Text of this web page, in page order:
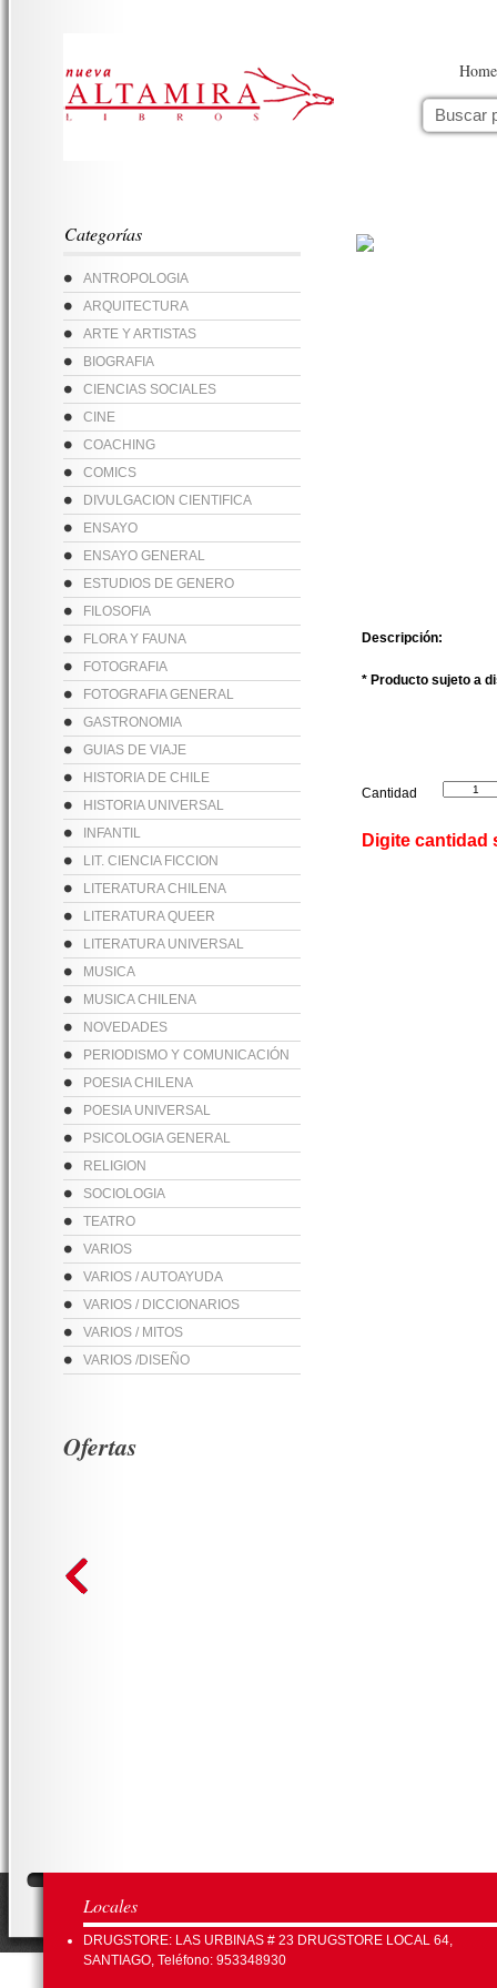
Home
Categorías
ANTROPOLOGIA
ARQUITECTURA
ARTE Y ARTISTAS
BIOGRAFIA
CIENCIAS SOCIALES
CINE
COACHING
COMICS
DIVULGACION CIENTIFICA
ENSAYO
ENSAYO GENERAL
ESTUDIOS DE GENERO
FILOSOFIA
FLORA Y FAUNA
FOTOGRAFIA
FOTOGRAFIA GENERAL
GASTRONOMIA
GUIAS DE VIAJE
HISTORIA DE CHILE
HISTORIA UNIVERSAL
INFANTIL
LIT. CIENCIA FICCION
LITERATURA CHILENA
LITERATURA QUEER
LITERATURA UNIVERSAL
MUSICA
MUSICA CHILENA
NOVEDADES
PERIODISMO Y COMUNICACIÓN
POESIA CHILENA
POESIA UNIVERSAL
PSICOLOGIA GENERAL
RELIGION
SOCIOLOGIA
TEATRO
VARIOS
VARIOS / AUTOAYUDA
VARIOS / DICCIONARIOS
VARIOS / MITOS
VARIOS /DISEÑO
Descripción:
* Producto sujeto a
Cantidad
Digite
Ofertas
Locales
DRUGSTORE: LAS URBINAS # 23 DRUGSTORE LOCAL 64,
SANTIAGO, Teléfono: 953348930